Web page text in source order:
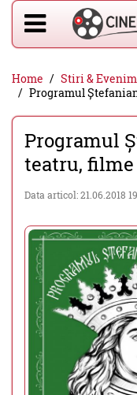
Home
Stiri &
Programul
Programul
teatru,
Data articol: 21.06.2018